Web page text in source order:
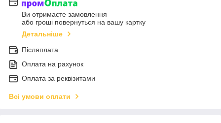
Ви отримаєте замовлення
або гроші повернуться на вашу картку
Детальніше
Післяплата
Оплата на рахунок
Оплата за реквізитами
Всі умови оплати